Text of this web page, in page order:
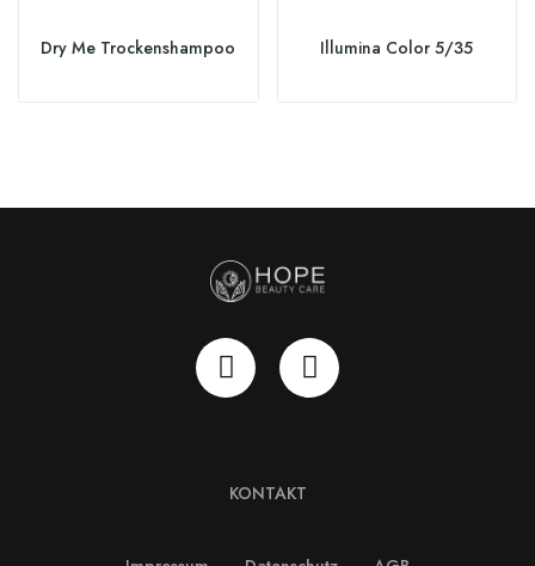
Dry Me Trockenshampoo Illumina Color 5/35
KONTAKT